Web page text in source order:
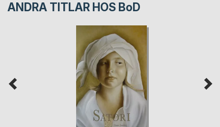
ANDRA TITLAR HOS BoD